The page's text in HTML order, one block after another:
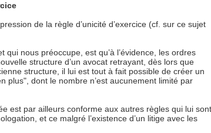
de la règle d’unicité d’exercice (cf. sur ce sujet
nous préoccupe, est qu’à l’évidence, les ordres
structure d’un avocat retrayant, dès lors que
structure, il lui est tout à fait possible de créer un
plus", dont le nombre n’est aucunement limité par
est par ailleurs conforme aux autres règles qui lui sont
et ce malgré l’existence d’un litige avec les